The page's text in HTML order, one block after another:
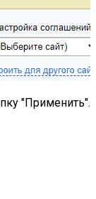
"Применить".